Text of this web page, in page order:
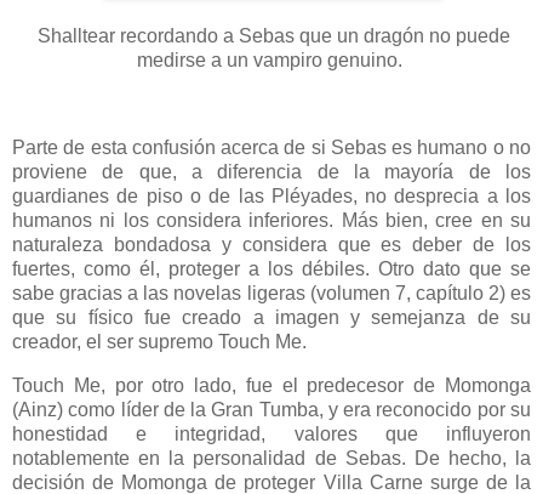
Shalltear recordando a Sebas que un dragón no puede
medirse a un vampiro genuino.
Parte de esta confusión acerca de si Sebas es humano o no
proviene de que, a diferencia de la mayoría de los
guardianes de piso o de las Pléyades, no desprecia a los
humanos ni los considera inferiores. Más bien, cree en su
naturaleza bondadosa y considera que es deber de los
fuertes, como él, proteger a los débiles. Otro dato que se
sabe gracias a las novelas ligeras (volumen 7, capítulo 2) es
que su físico fue creado a imagen y semejanza de su
creador, el ser supremo Touch Me.
Touch Me, por otro lado, fue el predecesor de Momonga
(Ainz) como líder de la Gran Tumba, y era reconocido por su
honestidad e integridad, valores que influyeron
notablemente en la personalidad de Sebas. De hecho, la
decisión de Momonga de proteger Villa Carne surge de la